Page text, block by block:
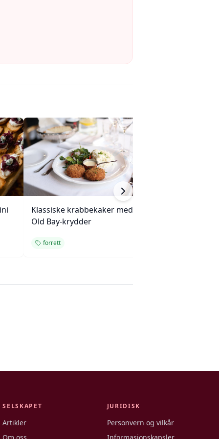
Klassiske krabbekaker med
Old Bay-krydder
forrett
SELSKAPET
Artikler
JURIDISK
Personvern og vilkår